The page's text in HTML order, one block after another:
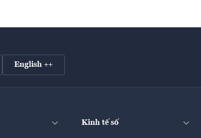
English ++
Kinh tế số